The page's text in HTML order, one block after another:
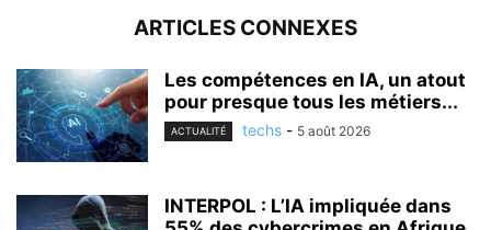
ARTICLES CONNEXES
Les compétences en IA, un atout
pour presque tous les métiers...
ACTUALITÉ techs - 5 août 2026
INTERPOL : L’IA impliquée dans